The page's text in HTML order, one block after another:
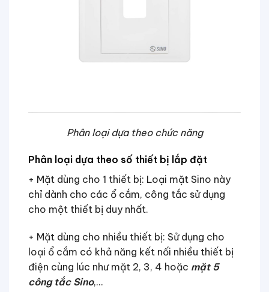
Phân loại dựa theo chức năng
Phân loại dựa theo số thiết bị lắp đặt
+ Mặt dùng cho 1 thiết bị: Loại mặt Sino này
chỉ dành cho các ổ cắm, công tắc sử dụng
cho một thiết bị duy nhất.
+ Mặt dùng cho nhiều thiết bị: Sử dụng cho
loại ổ cắm có khả năng kết nối nhiều thiết bị
điện cùng lúc như mặt 2, 3, 4 hoặc mặt 5
công tắc Sino,…